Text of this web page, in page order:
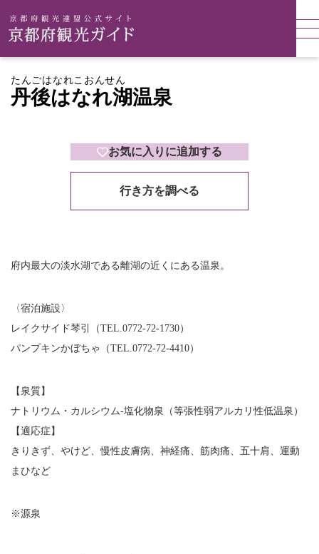
丹後はなれ湖温泉
たんごはなれこおんせん
お気に入りに追加する
行き方を調べる
府内最大の淡水湖である離湖の近くにある温泉。
〈宿泊施設〉
レイクサイド琴引（TEL.0772-72-1730）
パンプキンかぼちゃ（TEL.0772-72-4410）
【泉質】
ナトリウム・カルシウム-塩化物泉（等張性弱アルカリ性低温泉）
【適応症】
きりきず、やけど、慢性皮膚病、神経痛、筋肉痛、五十肩、運動
まひなど
※源泉